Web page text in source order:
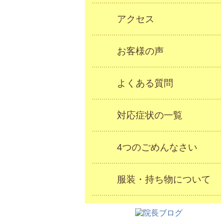
アクセス
お客様の声
よくある質問
対応症状の一覧
4つのごめんなさい
服装・持ち物について